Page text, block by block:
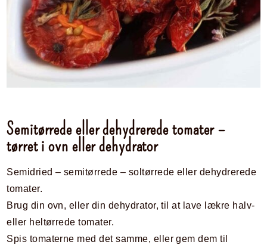
Semitørrede eller dehydrerede tomater –
tørret i ovn eller dehydrator
Semidried – semitørrede – soltørrede eller dehydrerede
tomater.
Brug din ovn, eller din dehydrator, til at lave lækre halv-
eller heltørrede tomater.
Spis tomaterne med det samme, eller gem dem til